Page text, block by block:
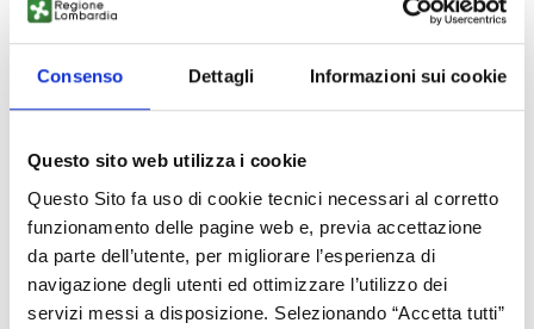
Consenso Dettagli Informazioni sui cookie
Questo sito web utilizza i cookie
Questo Sito fa uso di cookie tecnici necessari al corretto
funzionamento delle pagine web e, previa accettazione
da parte dell’utente, per migliorare l’esperienza di
navigazione degli utenti ed ottimizzare l’utilizzo dei
servizi messi a disposizione. Selezionando “Accetta tutti”
clinica e approcci terapeutici sempre più precisi e
personalizzati. Il progetto presentato oggi va proprio in
questa direzione”.
“Guidare questo progetto è per Fluid-o-Tech motivo di grande
Managing Director di Fluid-o-Tech, capofila di Progetto -.
Significa poter avere un impatto sul miglioramento della
qualità della vita delle persone e sull’efficacia del sistema
sanitario del nostro territorio con l’ambizione di di andare
presto su scala internazionale.”
I quattro principali ambiti di